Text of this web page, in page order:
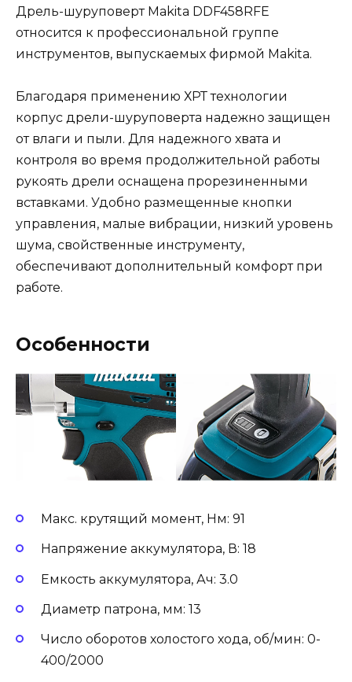
Дрель-шуруповерт Makita DDF458RFE
относится к профессиональной группе
инструментов, выпускаемых фирмой Makita.
Благодаря применению ХРТ технологии
корпус дрели-шуруповерта надежно защищен
от влаги и пыли. Для надежного хвата и
контроля во время продолжительной работы
рукоять дрели оснащена прорезиненными
вставками. Удобно размещенные кнопки
управления, малые вибрации, низкий уровень
шума, свойственные инструменту,
обеспечивают дополнительный комфорт при
работе.
Особенности
Макс. крутящий момент, Нм: 91
Напряжение аккумулятора, В: 18
Емкость аккумулятора, Ач: 3.0
Диаметр патрона, мм: 13
Число оборотов холостого хода, об/мин: 0-
400/2000